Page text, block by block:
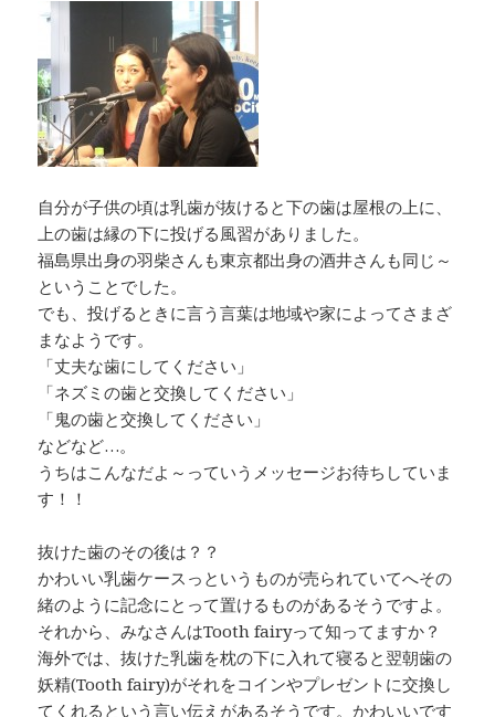
自分が子供の頃は乳歯が抜けると下の歯は屋根の上に、
上の歯は縁の下に投げる風習がありました。
福島県出身の羽柴さんも東京都出身の酒井さんも同じ～
ということでした。
でも、投げるときに言う言葉は地域や家によってさまざ
まなようです。
「丈夫な歯にしてください」
「ネズミの歯と交換してください」
「鬼の歯と交換してください」
などなど…。
うちはこんなだよ～っていうメッセージお待ちしていま
す！！
抜けた歯のその後は？？
かわいい乳歯ケースっというものが売られていてへその
緒のように記念にとって置けるものがあるそうですよ。
それから、みなさんはTooth fairyって知ってますか？
海外では、抜けた乳歯を枕の下に入れて寝ると翌朝歯の
妖精(Tooth fairy)がそれをコインやプレゼントに交換し
てくれるという言い伝えがあるそうです。かわいいです